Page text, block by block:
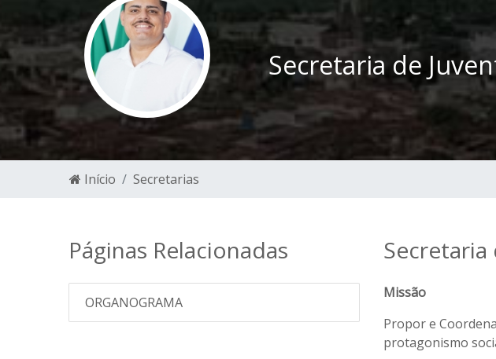
Secretaria de
Início Secretarias
Páginas Relacionadas
ORGANOGRAMA
Secretaria
Missão
Propor e
protagonismo